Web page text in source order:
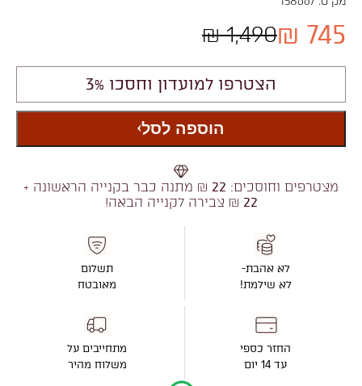
1,490 ₪ 745 ₪
הצטרפו למועדון וחסכו 3%
הוספה לסל
מצטרפים וחוסכים: 22 ₪ מתנה כבר בקנייה הראשונה +
22 ₪ צבירה לקנייה הבאה!
לא אהבת-
לא שילמת!
החזר כספי
עד 14 יום
תשלום
מאובטח
מתחייבים על
משלוח מהיר